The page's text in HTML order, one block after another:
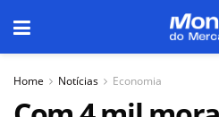
Home Notícias Economia